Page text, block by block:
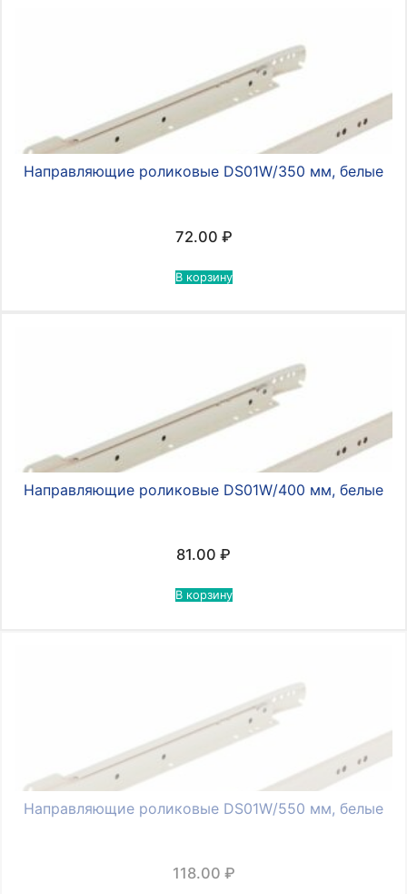
Направляющие роликовые DS01W/350 мм, белые
72.00 ₽
В корзину
Направляющие роликовые DS01W/400 мм, белые
81.00 ₽
В корзину
Направляющие роликовые DS01W/550 мм, белые
118.00 ₽